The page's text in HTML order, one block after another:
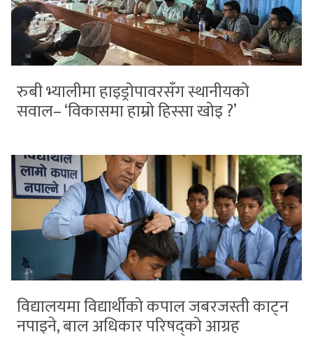
रुबी भ्यालीमा हाइड्रोपावरसँग स्थानीयको
सवाल– ‘विकासमा हाम्रो हिस्सा खोइ ?’
विद्यालयमा विद्यार्थीको कपाल जबरजस्ती काट्न
नपाइने, बाल अधिकार परिषद्को आग्रह